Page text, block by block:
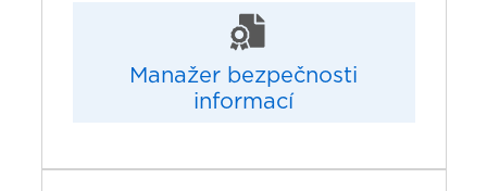
Manažer bezpečnosti
informací